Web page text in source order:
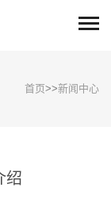
首页>>新闻中心
绍